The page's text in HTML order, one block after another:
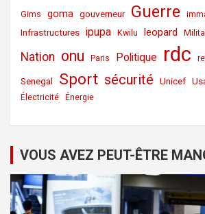
Gims goma gouverneur Guerre
Infrastructures ipupa Kwilu leopard
Nation onu Paris Politique rdc
Senegal Sport sécurité Unicef
Électricité Énergie
VOUS AVEZ PEUT-ÊTRE